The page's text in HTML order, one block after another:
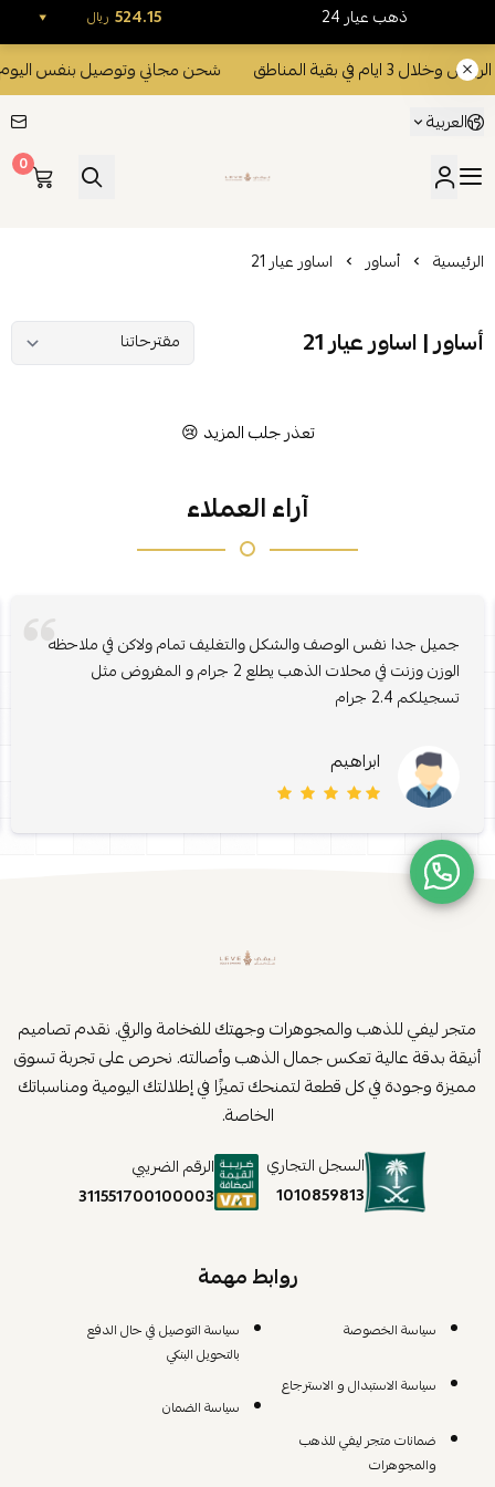
في بقية المناطق
شحن مجاني وتوصيل بنفس اليوم داخل الرياض
العربية
ليفي للذهب والمجوهرات
0
الرئيسية أساور اساور عيار 21
أساور | اساور عيار 21
تعذر جلب المزيد 😢
آراء العملاء
جميل جدا نفس الوصف والشكل والتغليف تمام ولاكن في ملاحظه
الوزن وزنت في محلات الذهب يطلع 2 جرام و المفروض مثل
تسجيلكم 2.4 جرام
ابراهيم
روابط مهمة
سياسة الخصوصة
سياسة الاستبدال و الاسترجاع
ضمانات متجر ليفي للذهب
والمجوهرات
سياسة التوصيل في حال الدفع
بالتحويل البنكي
سياسة الضمان
متجر ليفي للذهب والمجوهرات وجهتك للفخامة والرقي. نقدم تصاميم
أنيقة بدقة عالية تعكس جمال الذهب وأصالته. نحرص على تجربة تسوق
مميزة وجودة في كل قطعة لتمنحك تميزًا في إطلالتك اليومية ومناسباتك
الخاصة.
السجل التجاري
1010859813
الرقم الضريبي
311551700100003
24 ذهب عيار ريال 524.15